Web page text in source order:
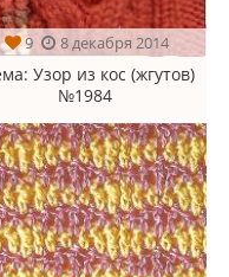
9 8 декабря 2014
: Узор из кос (жгутов)
№1984